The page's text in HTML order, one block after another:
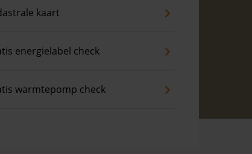
kaart
energielabel check
warmtepomp check